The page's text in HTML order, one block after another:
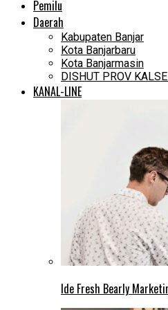
Pemilu
Daerah
Kabupaten Banjar
Kota Banjarbaru
Kota Banjarmasin
DISHUT PROV
KANAL-LINE
Ide Fresh Bearly